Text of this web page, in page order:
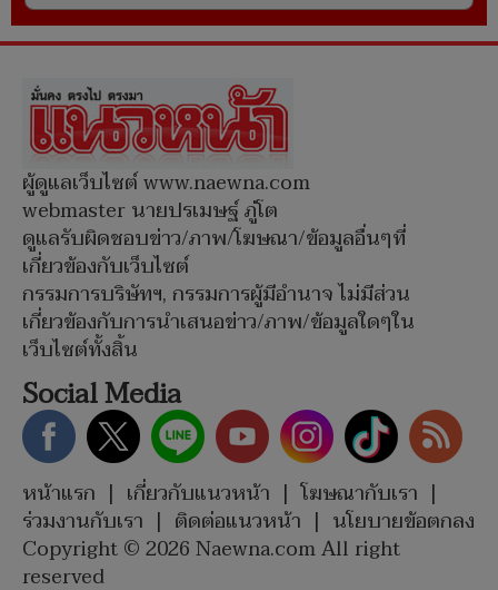
ผู้ดูแลเว็บไซต์ www.naewna.com
webmaster นายปรเมษฐ์ ภู่โต
ดูแลรับผิดชอบข่าว/ภาพ/โฆษณา/ข้อมูลอื่นๆที่
เกี่ยวข้องกับเว็บไซต์
กรรมการบริษัทฯ, กรรมการผู้มีอำนาจ ไม่มีส่วน
เกี่ยวข้องกับการนำเสนอข่าว/ภาพ/ข้อมูลใดๆใน
เว็บไซต์ทั้งสิ้น
Social Media
หน้าแรก | เกี่ยวกับแนวหน้า | โฆษณากับเรา |
ร่วมงานกับเรา | ติดต่อแนวหน้า | นโยบายข้อตกลง
Copyright © 2026 Naewna.com All right
reserved